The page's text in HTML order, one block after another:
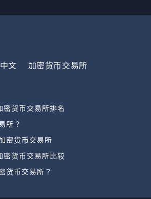
文 加密货币交易所
货币交易所排名
所？
密货币交易所
货币交易所比较
货币交易所？